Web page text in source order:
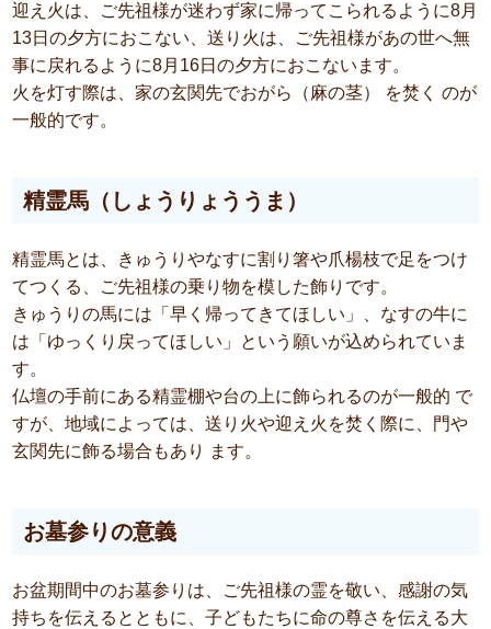
迎え火は、ご先祖様が迷わず家に帰ってこられるように8月
13日の夕方におこない、送り火は、ご先祖様があの世へ無
事に戻れるように8月16日の夕方におこないます。
火を灯す際は、家の玄関先でおがら（麻の茎） を焚く のが
一般的です。
精霊馬（しょうりょううま）
精霊馬とは、きゅうりやなすに割り箸や爪楊枝で足をつけ
てつくる、ご先祖様の乗り物を模した飾りです。
きゅうりの馬には「早く帰ってきてほしい」、なすの牛に
は「ゆっくり戻ってほしい」という願いが込められていま
す。
仏壇の手前にある精霊棚や台の上に飾られるのが一般的 で
すが、地域によっては、送り火や迎え火を焚く際に、門や
玄関先に飾る場合もあり ます。
お墓参りの意義
お盆期間中のお墓参りは、ご先祖様の霊を敬い、感謝の気
持ちを伝えるとともに、子どもたちに命の尊さを伝える大